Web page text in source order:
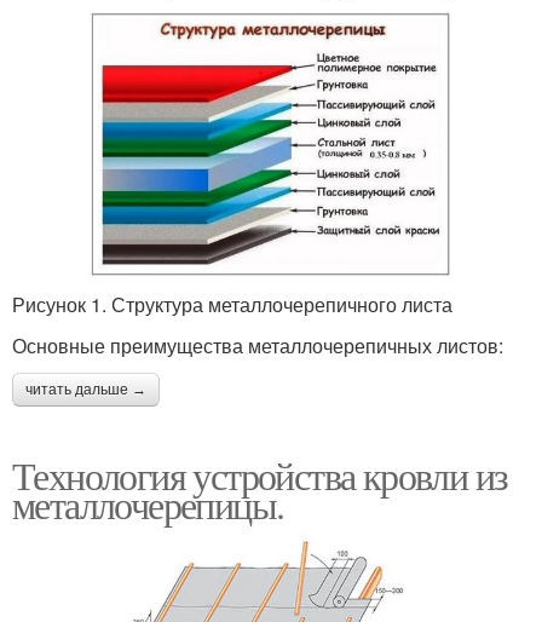
Рисунок 1. Структура металлочерепичного листа
Основные преимущества металлочерепичных листов:
читать дальше →
Технология устройства кровли из
металлочерепицы.